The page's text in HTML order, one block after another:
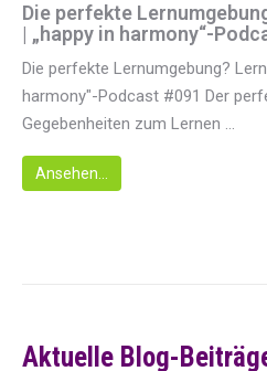
Die perfekte
| „happy in harmony“-
Die perfekte Lernumgebung?
harmony"-Podcast #091 Der
Gegebenheiten zum Lernen ...
Ansehen...
Aktuelle Blog-